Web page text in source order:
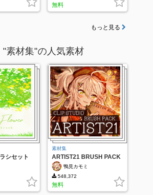
無料
もっと見る
"素材集"の人気素材
シセット
素材集
ARTIST21 BRUSH PACK
鴨見カモミ
548,372
無料